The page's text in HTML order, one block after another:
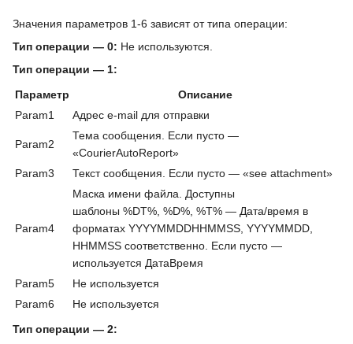
Значения параметров 1-6 зависят от типа операции:
Тип операции — 0: Не используются.
Тип операции — 1:
Параметр
Описание
Param1
Адрес e-mail для отправки
Param2
Тема сообщения. Если пусто —
«CourierAutoReport»
Param3
Текст сообщения. Если пусто — «see attachment»
Param4
Маска имени файла. Доступны
шаблоны %DT%, %D%, %T% — Дата/время в
форматах YYYYMMDDHHMMSS, YYYYMMDD,
HHMMSS соответственно. Если пусто —
используется ДатаВремя
Param5
Не используется
Param6
Не используется
Тип операции — 2: